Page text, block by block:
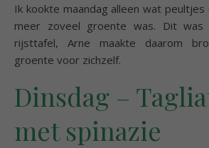
Ik kookte maandag alleen wat
meer zoveel groente was. Dit
rijsttafel, Arne maakte daarom
groente voor zichzelf.
Dinsdag –
met spinazie